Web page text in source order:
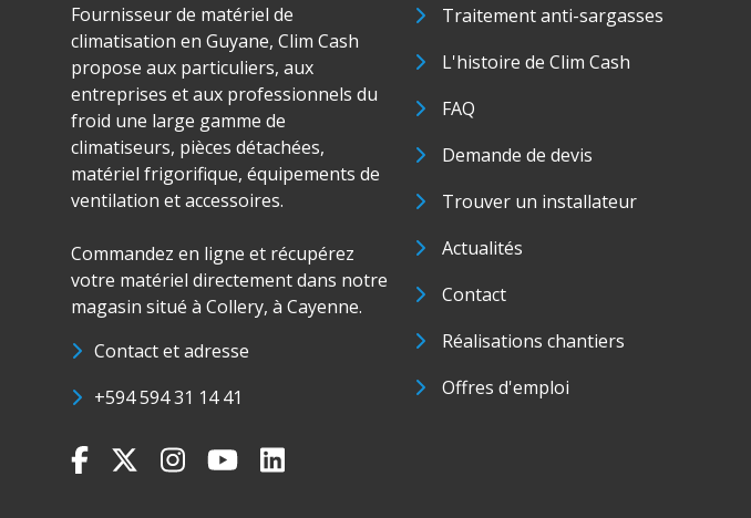
Fournisseur de matériel de
climatisation en Guyane, Clim Cash
propose aux particuliers, aux
entreprises et aux professionnels du
froid une large gamme de
climatiseurs, pièces détachées,
matériel frigorifique, équipements de
ventilation et accessoires.
Commandez en ligne et récupérez
votre matériel directement dans notre
magasin situé à Collery, à Cayenne.
Contact et adresse
+594 594 31 14 41
Traitement anti-sargasses
L'histoire de Clim Cash
FAQ
Demande de devis
Trouver un installateur
Actualités
Contact
Réalisations chantiers
Offres d'emploi